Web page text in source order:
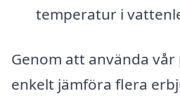
temperatur i
Genom att använda
enkelt jämföra flera